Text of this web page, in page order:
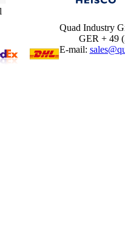
Quad Industry
GER + 49
E-mail: